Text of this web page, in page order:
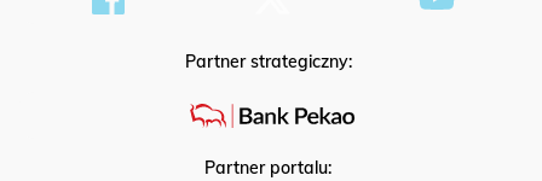
Partner strategiczny:
Partner portalu: